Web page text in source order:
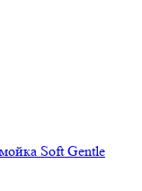
Soft Gentle